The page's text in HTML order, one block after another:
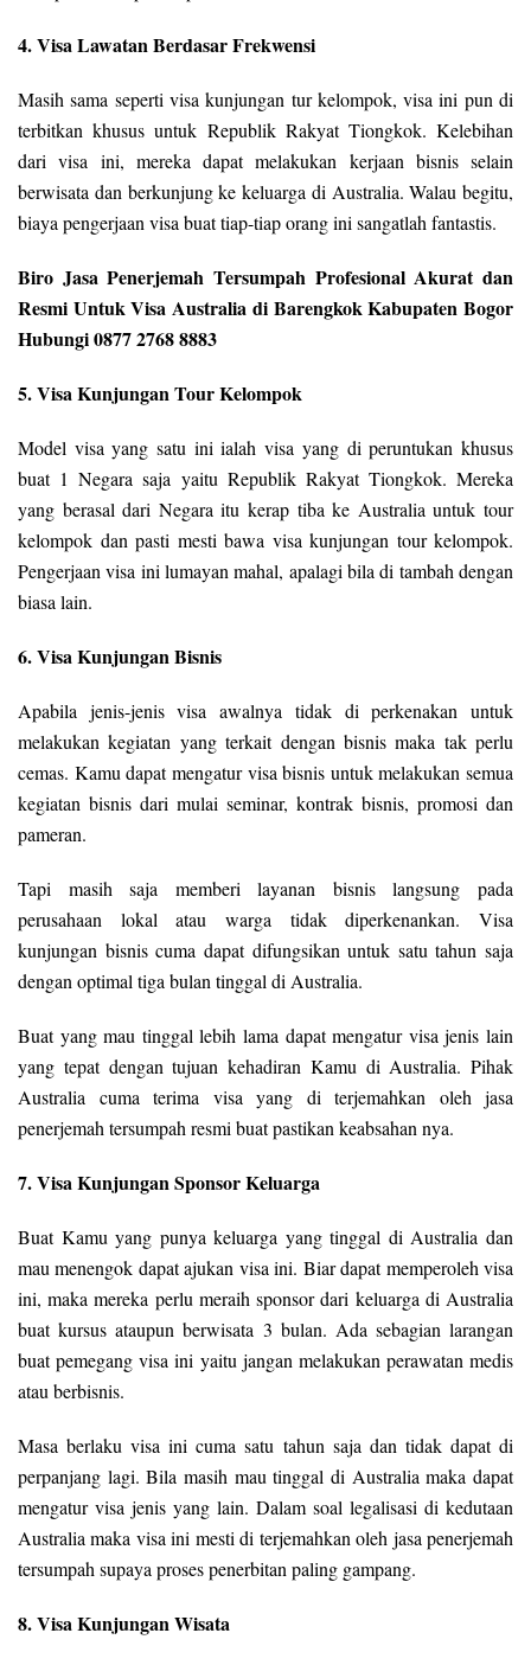
4. Visa Lawatan Berdasar Frekwensi
Masih sama seperti visa kunjungan tur kelompok, visa ini pun di
terbitkan khusus untuk Republik Rakyat Tiongkok. Kelebihan
dari visa ini, mereka dapat melakukan kerjaan bisnis selain
berwisata dan berkunjung ke keluarga di Australia. Walau begitu,
biaya pengerjaan visa buat tiap-tiap orang ini sangatlah fantastis.
Biro Jasa Penerjemah Tersumpah Profesional Akurat dan
Resmi Untuk Visa Australia di Barengkok Kabupaten Bogor
Hubungi 0877 2768 8883
5. Visa Kunjungan Tour Kelompok
Model visa yang satu ini ialah visa yang di peruntukan khusus
buat 1 Negara saja yaitu Republik Rakyat Tiongkok. Mereka
yang berasal dari Negara itu kerap tiba ke Australia untuk tour
kelompok dan pasti mesti bawa visa kunjungan tour kelompok.
Pengerjaan visa ini lumayan mahal, apalagi bila di tambah dengan
biasa lain.
6. Visa Kunjungan Bisnis
Apabila jenis-jenis visa awalnya tidak di perkenakan untuk
melakukan kegiatan yang terkait dengan bisnis maka tak perlu
cemas. Kamu dapat mengatur visa bisnis untuk melakukan semua
kegiatan bisnis dari mulai seminar, kontrak bisnis, promosi dan
pameran.
Tapi masih saja memberi layanan bisnis langsung pada
perusahaan lokal atau warga tidak diperkenankan. Visa
kunjungan bisnis cuma dapat difungsikan untuk satu tahun saja
dengan optimal tiga bulan tinggal di Australia.
Buat yang mau tinggal lebih lama dapat mengatur visa jenis lain
yang tepat dengan tujuan kehadiran Kamu di Australia. Pihak
Australia cuma terima visa yang di terjemahkan oleh jasa
penerjemah tersumpah resmi buat pastikan keabsahan nya.
7. Visa Kunjungan Sponsor Keluarga
Buat Kamu yang punya keluarga yang tinggal di Australia dan
mau menengok dapat ajukan visa ini. Biar dapat memperoleh visa
ini, maka mereka perlu meraih sponsor dari keluarga di Australia
buat kursus ataupun berwisata 3 bulan. Ada sebagian larangan
buat pemegang visa ini yaitu jangan melakukan perawatan medis
atau berbisnis.
Masa berlaku visa ini cuma satu tahun saja dan tidak dapat di
perpanjang lagi. Bila masih mau tinggal di Australia maka dapat
mengatur visa jenis yang lain. Dalam soal legalisasi di kedutaan
Australia maka visa ini mesti di terjemahkan oleh jasa penerjemah
tersumpah supaya proses penerbitan paling gampang.
8. Visa Kunjungan Wisata